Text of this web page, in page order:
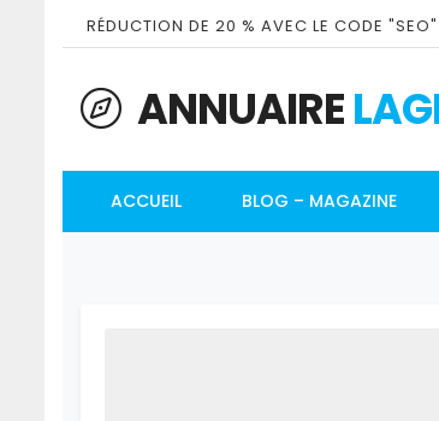
RÉDUCTION DE 20 % AVEC LE CODE
ANNUAIRE
ACCUEIL BLOG – MAGAZINE